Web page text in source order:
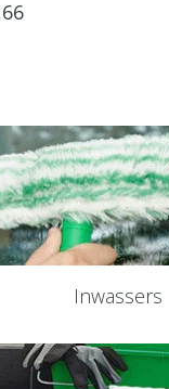
Inwassers